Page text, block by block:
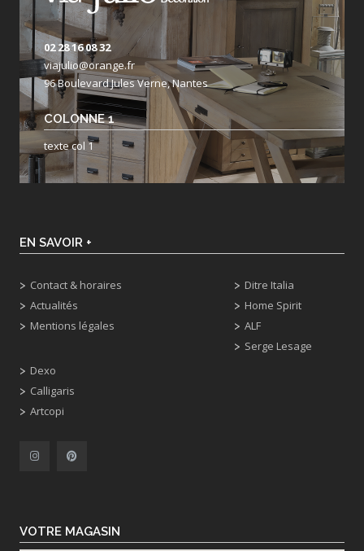
02 28 16 08 32
viajulio@orange.fr
96 Boulevard Jules Verne, Nantes
COLONNE 1
texte col 1
EN SAVOIR +
Contact & horaires
Actualités
Mentions légales
Dexo
Calligaris
Artcopi
Ditre Italia
Home Spirit
ALF
Serge Lesage
VOTRE MAGASIN